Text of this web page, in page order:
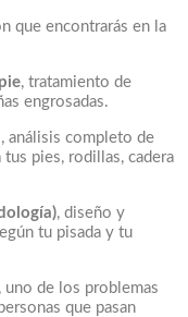
que encontrarás en la
, tratamiento de
engrosadas.
, análisis completo de
pies, rodillas, cadera
, diseño y
tu pisada y tu
, uno de los problemas
que pasan